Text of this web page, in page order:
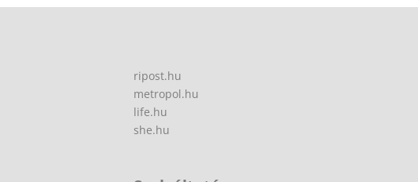
ripost.hu
metropol.hu
life.hu
she.hu